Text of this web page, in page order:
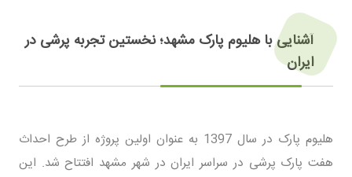
آشنایی با هلیوم پارک مشهد؛ نخستین تجربه پرشی در
ایران
هلیوم پارک در سال 1397 به عنوان اولین پروژه از طرح احداث
هفت پارک پرشی در سراسر ایران در شهر مشهد افتتاح شد. این